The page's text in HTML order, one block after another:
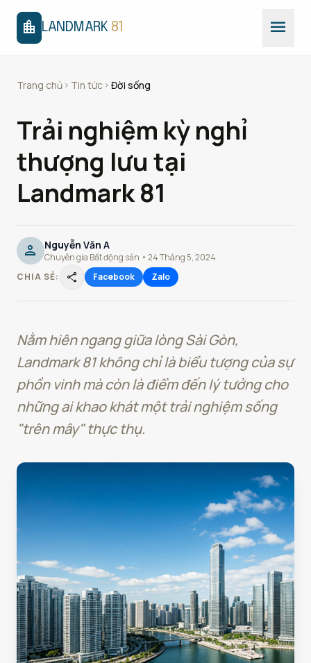
location_city LANDMARK 81 menu
Trang chủ chevron_right Tin tức chevron_right Đời sống
Trải nghiệm kỳ nghỉ
thượng lưu tại
Landmark 81
person Nguyễn Văn A
Chuyên gia Bất động sản • 24 Tháng 5, 2024
CHIA SẺ:
share Facebook Zalo
Nằm hiên ngang giữa lòng Sài Gòn,
Landmark 81 không chỉ là biểu tượng của sự
phồn vinh mà còn là điểm đến lý tưởng cho
những ai khao khát một trải nghiệm sống
"trên mây" thực thụ.